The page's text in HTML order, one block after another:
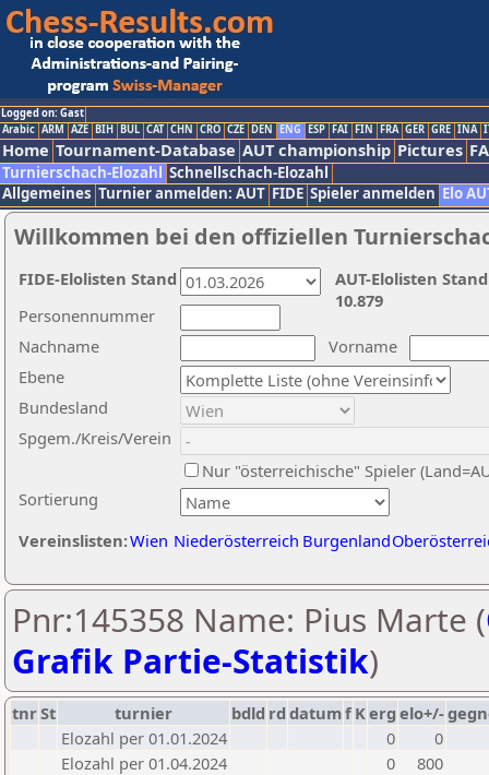
Logged on: Gast
Arabic ARM AZE BIH BUL CAT CHN CRO CZE DEN ENG ESP FAI FIN FRA GER GRE INA
Home Tournament-Database AUT championship Pictures
Turnierschach-Elozahl Schnellschach-Elozahl
Allgemeines Turnier anmelden: AUT FIDE Spieler anmelden Elo
Willkommen bei den offiziellen
Nachname
Vorname
Ebene
Sortierung
Personennummer
Bundesland
Spgem./Kreis/Verein
Nur "österreichische" Spieler
Vereinslisten:Wien Niederösterreich Burgenland
AUT-Elolisten
10.879
FIDE-Elolisten Stand
Pnr:145358 Name: Pius Marte (
Grafik Partie-Statistik)
tnrSt turnier bdld rd datumf Kerg elo+/-
Elozahl per 01.01.2024
0
0
Elozahl per 01.04.2024
0
800